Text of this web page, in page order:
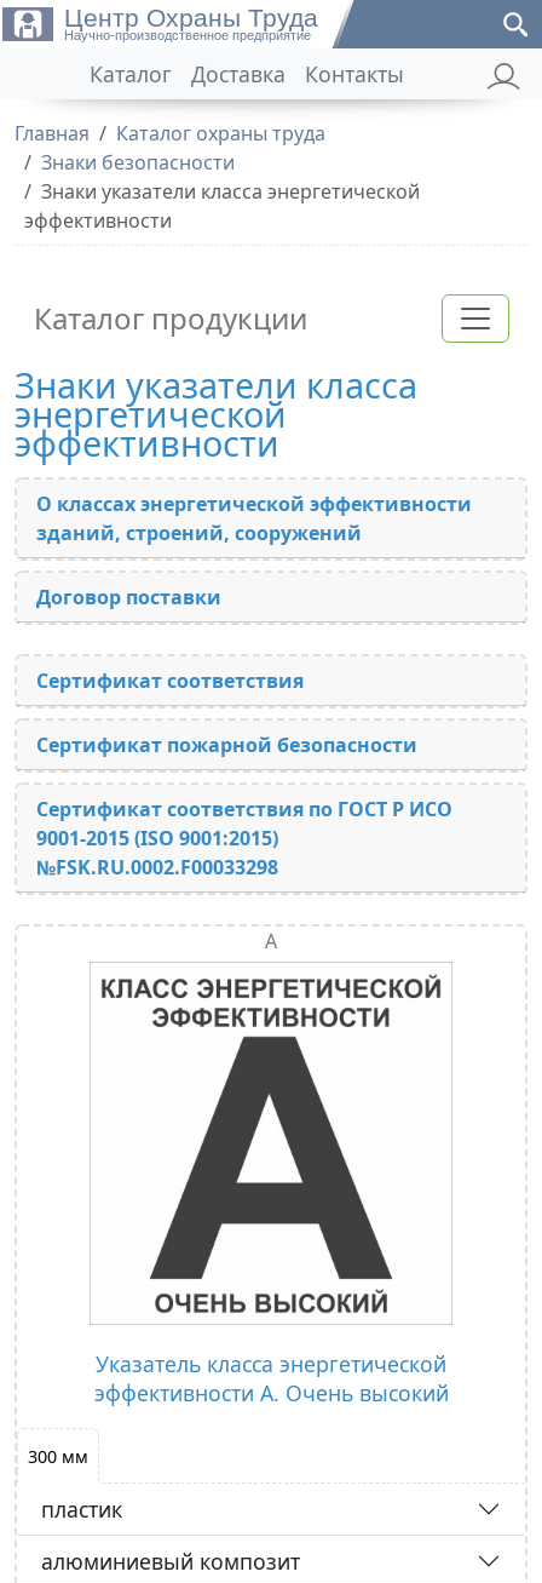
Центр Охраны Труда
Научно-производственное предприятие
Каталог Доставка Контакты
Главная
Каталог охраны труда
Знаки безопасности
Знаки указатели класса энергетической
эффективности
Каталог продукции
Знаки указатели класса
энергетической
эффективности
О классах энергетической эффективности
зданий, строений, сооружений
Договор поставки
Сертификат соответствия
Сертификат пожарной безопасности
Сертификат соответствия по ГОСТ Р ИСО
9001-2015 (ISO 9001:2015)
№FSK.RU.0002.F00033298
А
Указатель класса энергетической
эффективности А. Очень высокий
300 мм
пластик
алюминиевый композит